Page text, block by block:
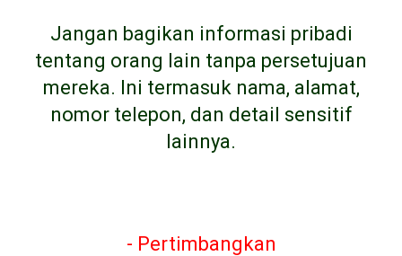
Jangan bagikan informasi pribadi
tentang orang lain tanpa persetujuan
mereka. Ini termasuk nama, alamat,
nomor telepon, dan detail sensitif
lainnya.
- Pertimbangkan